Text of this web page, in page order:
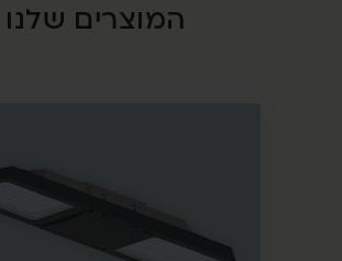
המוצרים שלנו